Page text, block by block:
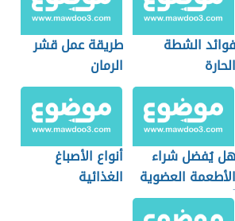
فوائد الشطة
الحارة
طريقة عمل قشر
الرمان
هل يُفضل شراء
الأطعمة العضوية
أثناء التسوق؟
أنواع الأصباغ
الغذائية